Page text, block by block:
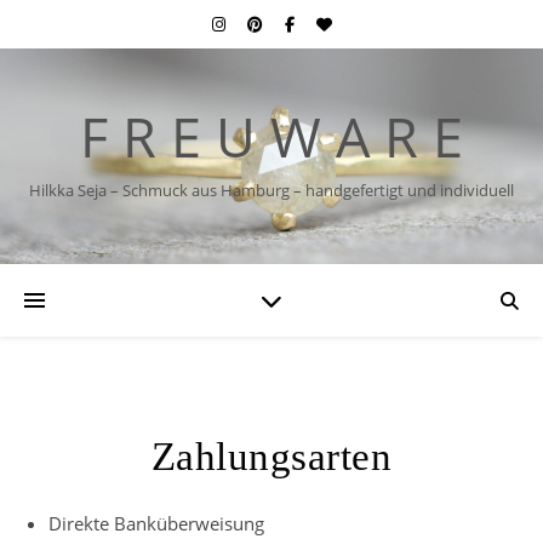
F R E U W A R E
Hilkka Seja – Schmuck aus Hamburg – handgefertigt und individuell
Zahlungsarten
Direkte Banküberweisung